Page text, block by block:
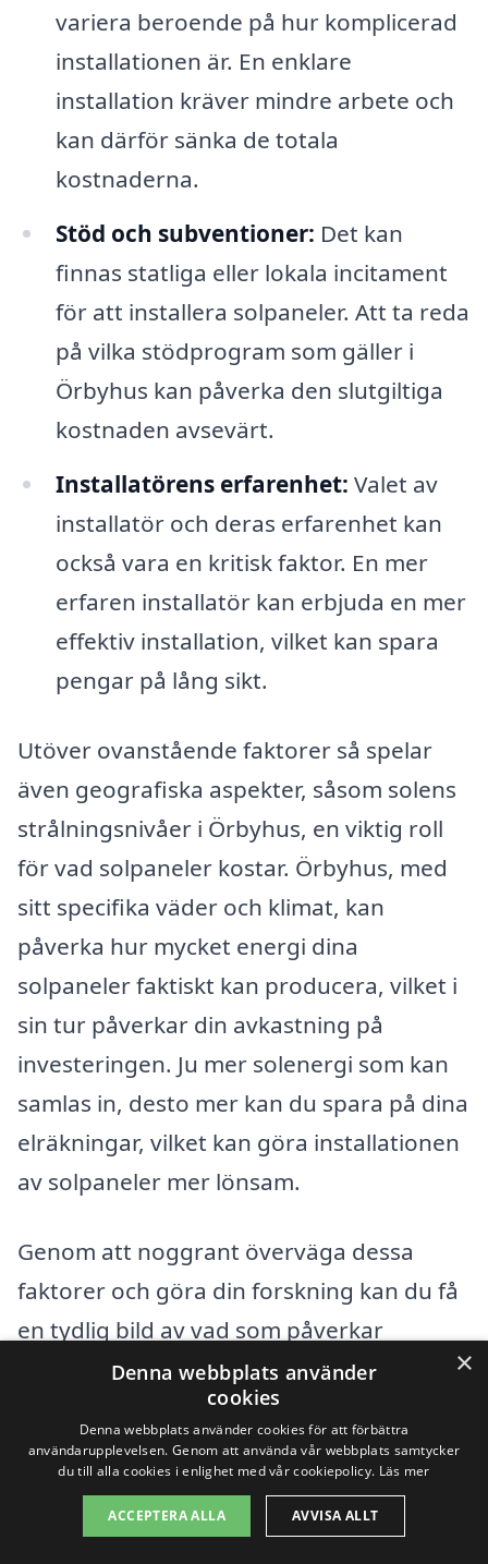
variera beroende på hur komplicerad
installationen är. En enklare
installation kräver mindre arbete och
kan därför sänka de totala
kostnaderna.
Stöd och subventioner: Det kan
finnas statliga eller lokala incitament
för att installera solpaneler. Att ta reda
på vilka stödprogram som gäller i
Örbyhus kan påverka den slutgiltiga
kostnaden avsevärt.
Installatörens erfarenhet: Valet av
installatör och deras erfarenhet kan
också vara en kritisk faktor. En mer
erfaren installatör kan erbjuda en mer
effektiv installation, vilket kan spara
pengar på lång sikt.
Utöver ovanstående faktorer så spelar
även geografiska aspekter, såsom solens
strålningsnivåer i Örbyhus, en viktig roll
för vad solpaneler kostar. Örbyhus, med
sitt specifika väder och klimat, kan
påverka hur mycket energi dina
solpaneler faktiskt kan producera, vilket i
sin tur påverkar din avkastning på
investeringen. Ju mer solenergi som kan
samlas in, desto mer kan du spara på dina
elräkningar, vilket kan göra installationen
av solpaneler mer lönsam.
Genom att noggrant överväga dessa
faktorer och göra din forskning kan du få
en tydlig bild av vad som påverkar
priserna på solpaneler i Örbyhus. Kom
ihåg att det alltid är en bra idé att jämföra
flera olika installatörer och be om offerter
för att se till att du får det bästa möjliga
priset och servicen för ditt solenergi
×
Denna webbplats använder
cookies
Denna webbplats använder cookies för att förbättra
användarupplevelsen. Genom att använda vår webbplats samtycker
du till alla cookies i enlighet med vår cookiepolicy. Läs mer
ACCEPTERA ALLA AVVISA ALLT